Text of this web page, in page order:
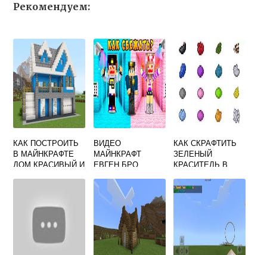
Рекомендуем:
КАК ПОСТРОИТЬ
В МАЙНКРАФТЕ
ДОМ КРАСИВЫЙ И
ВИДЕО
МАЙНКРАФТ
ЕВГЕН БРО
СЕРИИ
КАК СКРАФТИТЬ
ЗЕЛЕНЫЙ
КРАСИТЕЛЬ В